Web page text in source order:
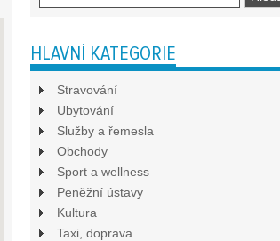
HLAVNÍ KATEGORIE
Stravování
Ubytování
Služby a řemesla
Obchody
Sport a wellness
Peněžní ústavy
Kultura
Taxi, doprava